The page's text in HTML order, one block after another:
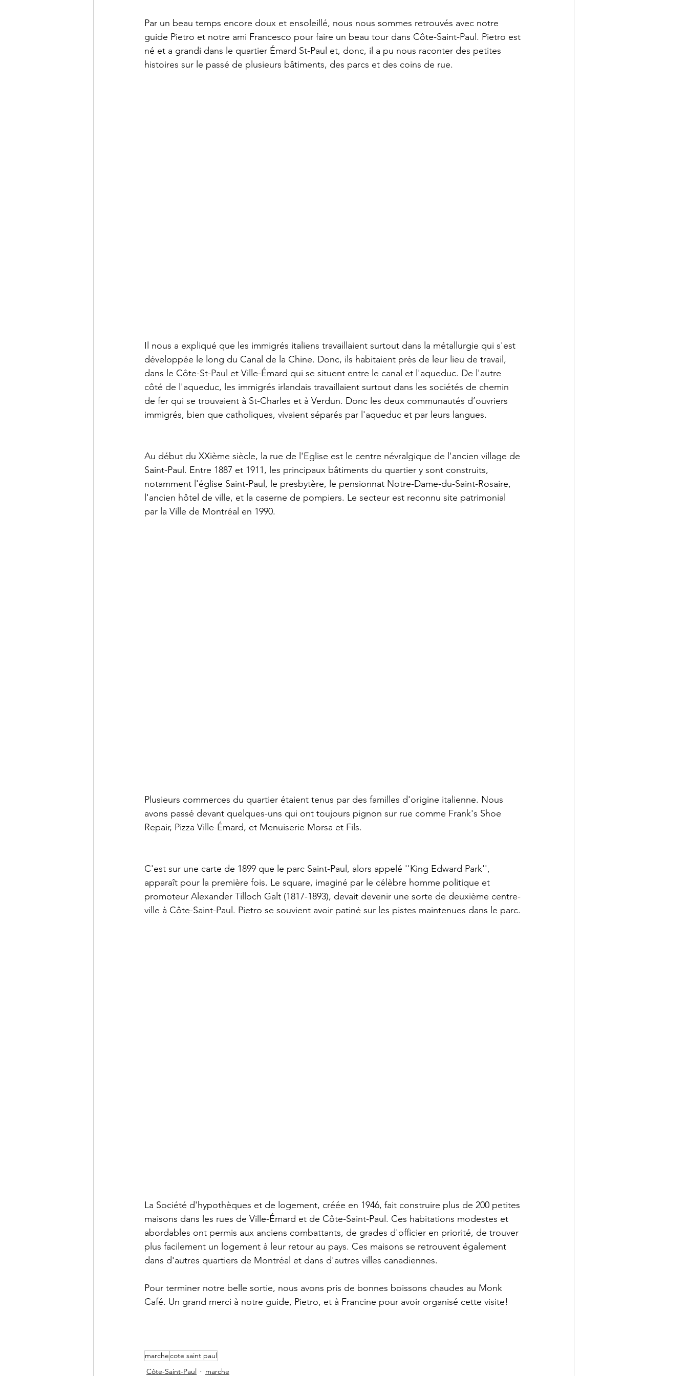
Par un beau temps encore doux et ensoleillé, nous nous sommes retrouvés avec notre
guide Pietro et notre ami Francesco pour faire un beau tour dans Côte-Saint-Paul. Pietro est
né et a grandi dans le quartier Émard St-Paul et, donc, il a pu nous raconter des petites
histoires sur le passé de plusieurs bâtiments, des parcs et des coins de rue.
Il nous a expliqué que les immigrés italiens travaillaient surtout dans la métallurgie qui s'est
développée le long du Canal de la Chine. Donc, ils habitaient près de leur lieu de travail,
dans le Côte-St-Paul et Ville-Émard qui se situent entre le canal et l'aqueduc. De l'autre
côté de l'aqueduc, les immigrés irlandais travaillaient surtout dans les sociétés de chemin
de fer qui se trouvaient à St-Charles et à Verdun. Donc les deux communautés d’ouvriers
immigrés, bien que catholiques, vivaient séparés par l'aqueduc et par leurs langues.
Au début du XXième siècle, la rue de l'Eglise est le centre névralgique de l'ancien village de
Saint-Paul. Entre 1887 et 1911, les principaux bâtiments du quartier y sont construits,
notamment l'église Saint-Paul, le presbytère, le pensionnat Notre-Dame-du-Saint-Rosaire,
l'ancien hôtel de ville, et la caserne de pompiers. Le secteur est reconnu site patrimonial
par la Ville de Montréal en 1990.
Plusieurs commerces du quartier étaient tenus par des familles d'origine italienne. Nous
avons passé devant quelques-uns qui ont toujours pignon sur rue comme Frank's Shoe
Repair, Pizza Ville-Émard, et Menuiserie Morsa et Fils.
C'est sur une carte de 1899 que le parc Saint-Paul, alors appelé ''King Edward Park'',
apparaît pour la première fois. Le square, imaginé par le célèbre homme politique et
promoteur Alexander Tilloch Galt (1817-1893), devait devenir une sorte de deuxième centre-
ville à Côte-Saint-Paul. Pietro se souvient avoir patinė sur les pistes maintenues dans le parc.
La Société d'hypothèques et de logement, créée en 1946, fait construire plus de 200 petites
maisons dans les rues de Ville-Émard et de Côte-Saint-Paul. Ces habitations modestes et
abordables ont permis aux anciens combattants, de grades d'officier en priorité, de trouver
plus facilement un logement à leur retour au pays. Ces maisons se retrouvent également
dans d'autres quartiers de Montréal et dans d'autres villes canadiennes.
Pour terminer notre belle sortie, nous avons pris de bonnes boissons chaudes au Monk
Café. Un grand merci à notre guide, Pietro, et à Francine pour avoir organisé cette visite!
marchecote saint paul
Côte-Saint-Paul
marche